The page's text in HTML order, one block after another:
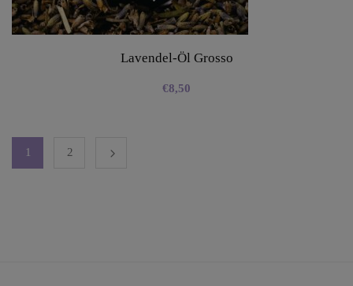
Lavendel-Öl Grosso
€8,50
1 2